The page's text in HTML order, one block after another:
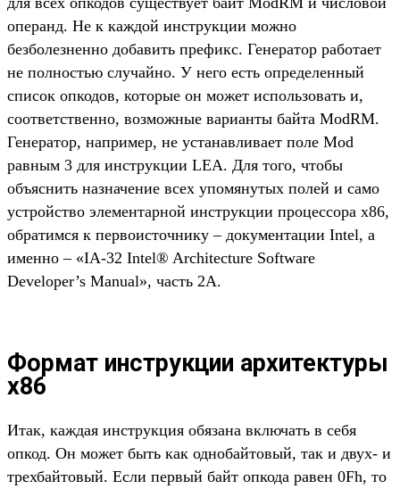
операнд. Не к каждой инструкции можно
безболезненно добавить префикс. Генератор работает
не полностью случайно. У него есть определенный
список опкодов, которые он может использовать и,
соответственно, возможные варианты байта ModRM.
Генератор, например, не устанавливает поле Mod
равным 3 для инструкции LEA. Для того, чтобы
объяснить назначение всех упомянутых полей и само
устройство элементарной инструкции процессора x86,
обратимся к первоисточнику – документации Intel, а
именно – «IA-32 Intel® Architecture Software
Developer’s Manual», часть 2А.
Формат инструкции архитектуры
x86
Итак, каждая инструкция обязана включать в себя
опкод. Он может быть как однобайтовый, так и двух- и
трехбайтовый. Если первый байт опкода равен 0Fh, то